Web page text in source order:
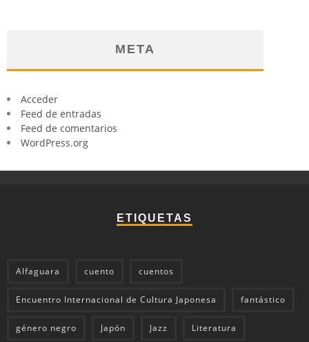
META
Acceder
Feed de entradas
Feed de comentarios
WordPress.org
ETIQUETAS
Alfaguara cuento cuentos
Encuentro Internacional de Cultura Japonesa fantástico
género negro Japón Jazz Literatura